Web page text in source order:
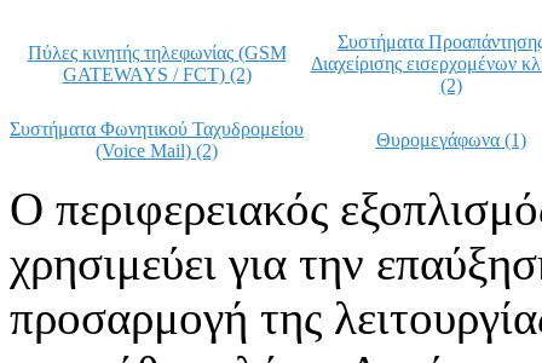
Πύλες κινητής τηλεφωνίας (GSM
GATEWAYS / FCT) (2)
Συστήματα
Διαχείρισης εισερχομένων
(2)
Συστήματα Φωνητικού Ταχυδρομείου
(Voice Mail) (2)
Θυρομεγάφωνα (1)
Ο περιφερειακός
χρησιμεύει για την
προσαρμογή της